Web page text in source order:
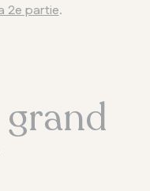
2e partie.
grand